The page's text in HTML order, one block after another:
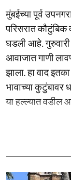
मुंबईच्या पूर्व
परिसरात कौटुंबिक
घडली आहे. गुरुवारी
आवाजात गाणी
झाला. हा वाद
भावाच्या कुटुंबावर
या हल्ल्यात वडील